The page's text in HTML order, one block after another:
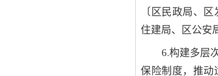
〔 区 民政局、
区
住建局、
区公安
6.构建多层
保险制度，推动